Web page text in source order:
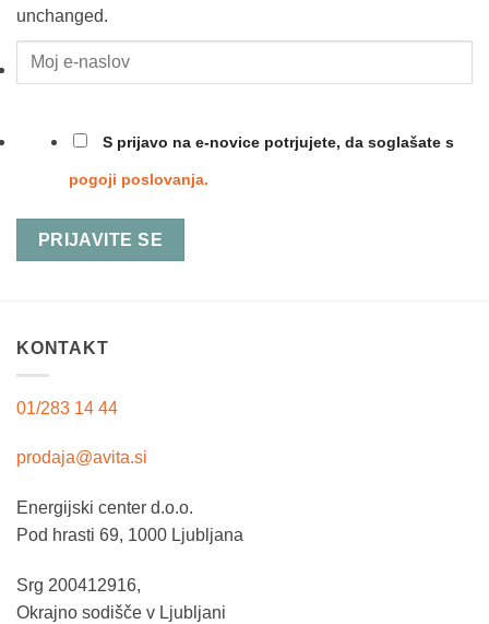
unchanged.
Moj
S prijavo na e-novice potrjujete, da soglašate s
pogoji poslovanja.
KONTAKT
01/283 14 44
prodaja@avita.si
Energijski center d.o.o.
Pod hrasti 69, 1000 Ljubljana
Srg 200412916,
Okrajno sodišče v Ljubljani